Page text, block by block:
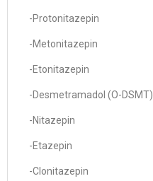
-Protonitazepin
-Metonitazepin
-Etonitazepin
-Desmetramadol (O-DSMT)
-Nitazepin
-Etazepin
-Clonitazepin